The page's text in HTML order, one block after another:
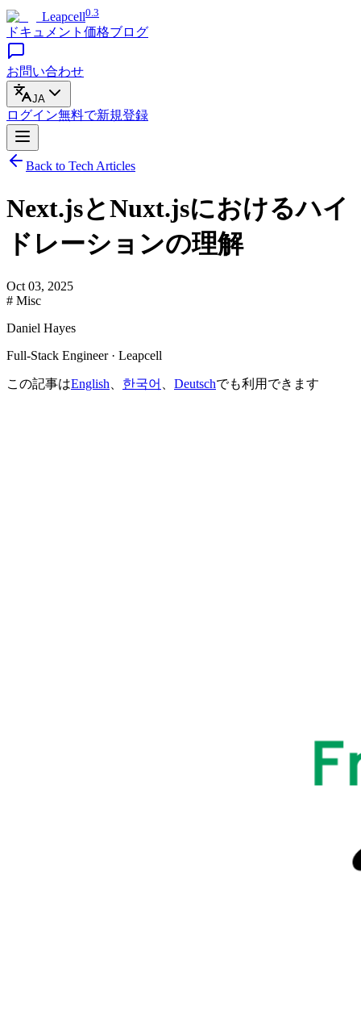
Leapcell0.3
ドキュメント 価格ブログ
お問い合わせ
JA
ログイン無料で新規登録
Back to Tech Articles
Next.jsとNuxt.jsにおけるハイ
ドレーションの理解
Oct 03, 2025
# Misc
Daniel Hayes
Full-Stack Engineer · Leapcell
この記事はEnglish 한국어 Deutschでも利用できます